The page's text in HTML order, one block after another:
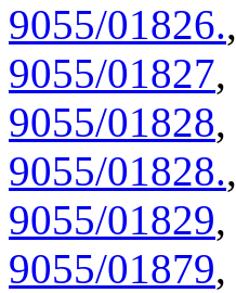
9055/01826.,
9055/01827,
9055/01828,
9055/01828.,
9055/01829,
9055/01879,